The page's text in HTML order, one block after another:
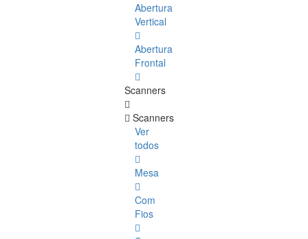
Abertura
Vertical
Abertura
Frontal
Scanners
Scanners
Ver
todos
Mesa
Com
Fios